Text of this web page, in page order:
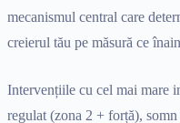
mecanismul central care
creierul tău pe măsură ce
Intervențiile cu cel mai mare
regulat (zona 2 + forță),